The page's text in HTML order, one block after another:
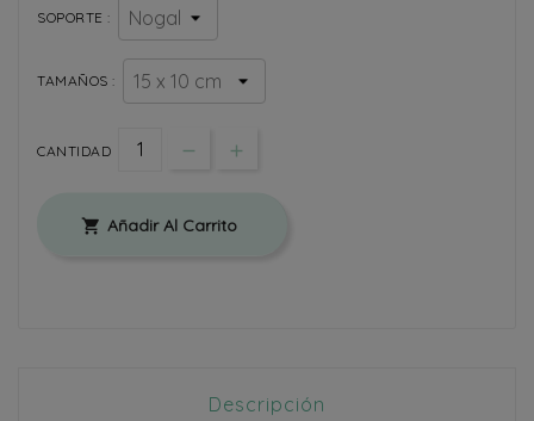
SOPORTE :
TAMAÑOS :
CANTIDAD
 Añadir Al Carrito
Descripción